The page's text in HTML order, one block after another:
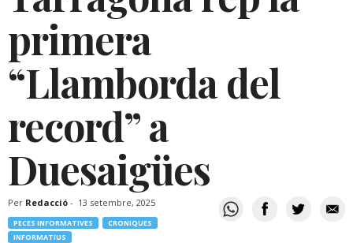
primera
“Llamborda del
record” a
Duesaigües
Per Redacció - 13 setembre, 2025
PECES INFORMATIVES
CRONIQUES
INFORMATIUS